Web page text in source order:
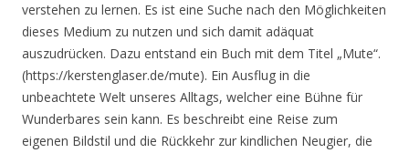
verstehen zu lernen. Es ist eine Suche nach den Möglichkeiten
dieses Medium zu nutzen und sich damit adäquat
auszudrücken. Dazu entstand ein Buch mit dem Titel „Mute“.
(https://kerstenglaser.de/mute). Ein Ausflug in die
unbeachtete Welt unseres Alltags, welcher eine Bühne für
Wunderbares sein kann. Es beschreibt eine Reise zum
eigenen Bildstil und die Rückkehr zur kindlichen Neugier, die